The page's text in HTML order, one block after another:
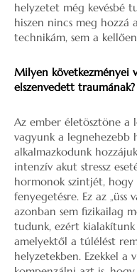
helyzetet még kevésbé
hiszen nincs meg hozzá
technikám, sem a
Milyen következményei
elszenvedett traumának?
Az ember életösztöne a
vagyunk a legnehezebb
alkalmazkodunk
intenzív akut stressz
hormonok szintjét, hogy
fenyegetésre. Ez az „üss
azonban sem fizikailag
tudunk, ezért kialakítunk
amelyektől a túlélést
helyzetekben. Ezekkel a